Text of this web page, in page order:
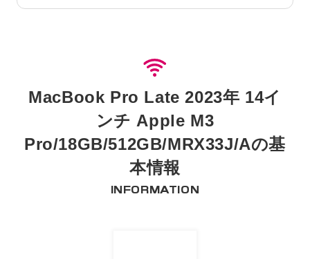
MacBook Pro Late 2023年 14イ
ンチ Apple M3
Pro/18GB/512GB/MRX33J/Aの基
本情報
INFORMATION